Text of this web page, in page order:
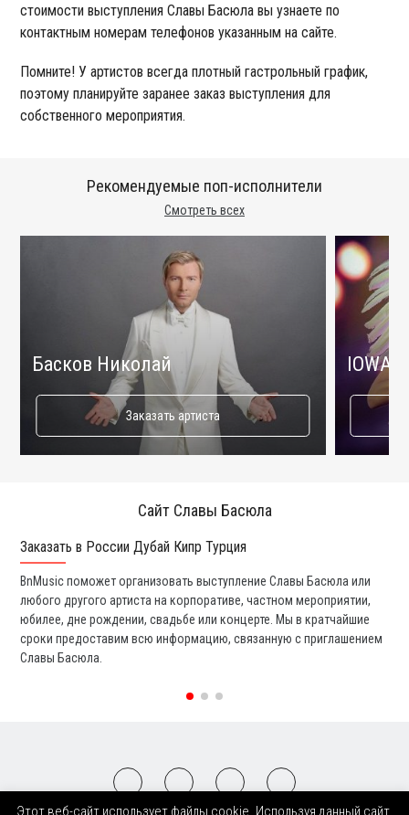
стоимости выступления Славы Басюла вы узнаете по
контактным номерам телефонов указанным на сайте.
Помните! У артистов всегда плотный гастрольный график,
поэтому планируйте заранее заказ выступления для
собственного мероприятия.
Смотреть всех
Рекомендуемые поп-исполнители
Басков Николай
Заказать артиста
IOWA
Сайт Славы Басюла
Заказать в России Дубай Кипр Турция
BnMusic поможет организовать выступление Славы Басюла или
любого другого артиста на корпоративе, частном мероприятии,
юбилее, дне рождении, свадьбе или концерте. Мы в кратчайшие
сроки предоставим всю информацию, связанную с приглашением
Славы Басюла.
Этот веб-сайт использует файлы cookie. Используя данный сайт,